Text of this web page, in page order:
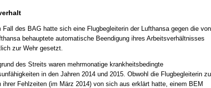
Fall des BAG hatte sich eine Flugbegleiterin der Lufthansa gegen die von
behauptete automatische Beendigung ihres Arbeitsverhältnisses
zur Wehr gesetzt.
des Streits waren mehrmonatige krankheitsbedingte
in den Jahren 2014 und 2015. Obwohl die Flugbegleiterin zu
ihrer Fehlzeiten (im März 2014) von sich aus erklärt hatte, einem BEM